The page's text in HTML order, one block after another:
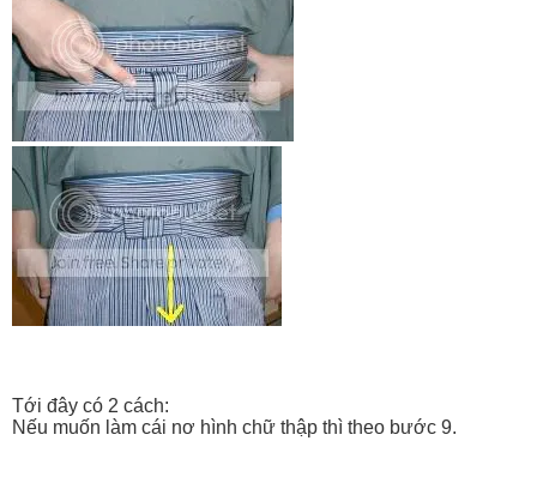
Tới đây có 2 cách:
Nếu muốn làm cái nơ hình chữ thập thì theo bước 9.